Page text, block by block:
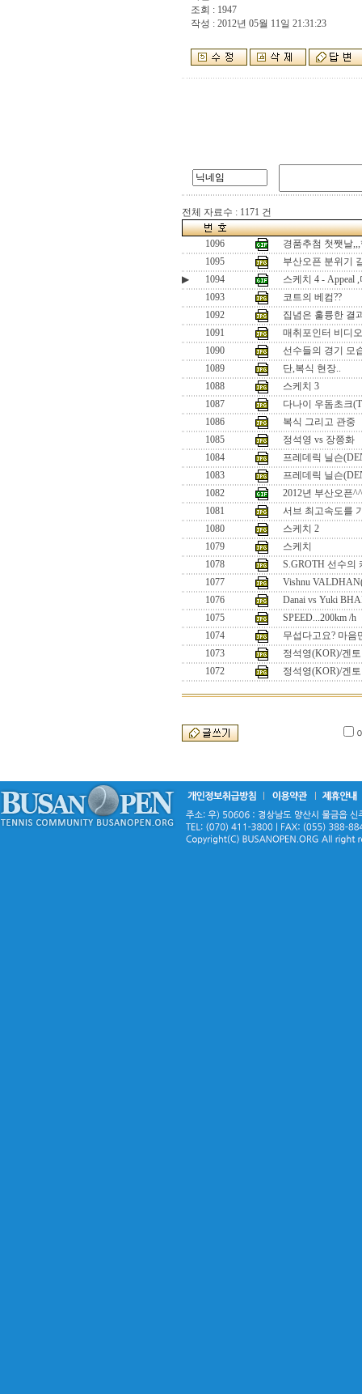
조회 : 1947
작성 : 2012년 05월 11일 21:31:23
전체 자료수 : 1171 건
1096
경품추첨 첫쨋날
1095
부산오픈 분위기
▶
1094
스케치 4 - Appeal
1093
코트의 베컴??
1092
집념은 훌륭한 결
1091
매취포인터 비디
1090
선수들의 경기 모
1089
단,복식 현장..
1088
스케치 3
1087
다나이 우돔초크
1086
복식 그리고 관중
1085
정석영 vs 장쯩화
1084
프레데릭 닐슨
1083
프레데릭 닐슨
1082
2012년 부산오픈^^
1081
서브 최고속도를
1080
스케치 2
1079
스케치
1078
S.GROTH 선수의
1077
Vishnu
1076
Danai vs Yuki
1075
SPEED...200km /h
1074
무섭다고요? 마음
1073
정석영(KOR)/겐
1072
정석영(KOR)/겐